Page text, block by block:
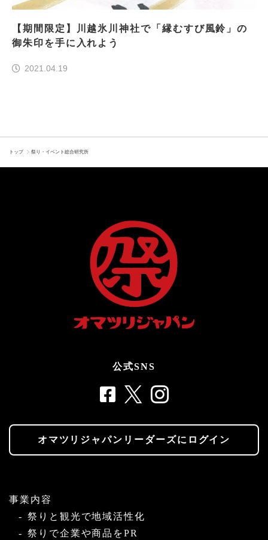
【期間限定】川越氷川神社で「縁むすび風鈴」の
御朱印を手に入れよう
2021.04.19
トップ 祭り・イベント総合研究所
公式SNS
オマツリジャパンリーダーズにログイン
事業内容
祭りと観光で地域活性化
祭りで企業や商品をPR